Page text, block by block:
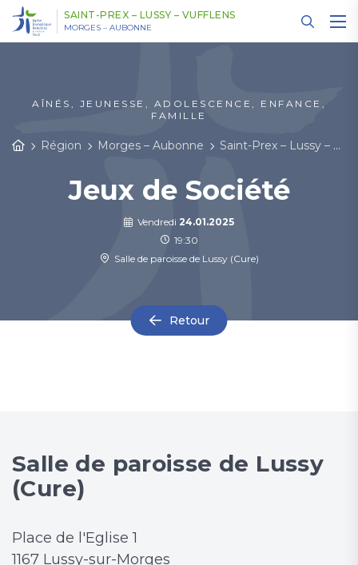
SAINT-PREX – LUSSY – VUFFLENS
MORGES – AUBONNE
AÎNÉS, JEUNESSE, ADOLESCENCE, ENFANCE,
FAMILLE
Région Morges – Aubonne Saint-Prex – Lussy – Vufflens
Jeux de Société
Vendredi 24.01.2025
19:30
Salle de paroisse de Lussy (Cure)
Retour
Salle de paroisse de Lussy
(Cure)
Place de l'Eglise 1
1167 Lussy-sur-Morges
Panneau de gestion des cookies